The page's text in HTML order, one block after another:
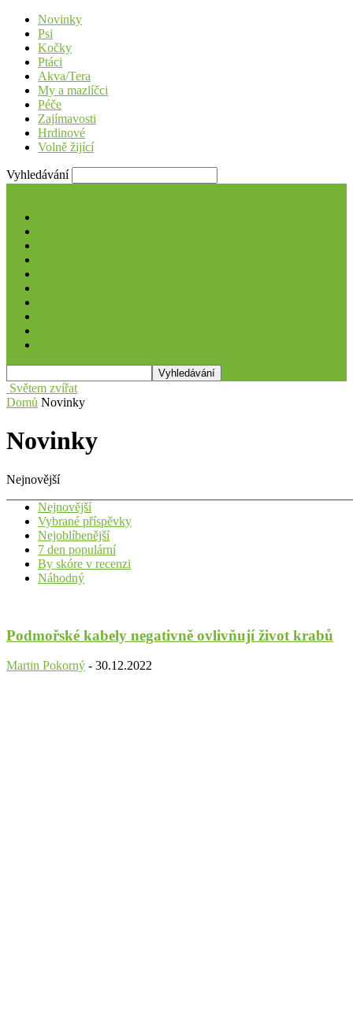
Novinky
Psi
Kočky
Ptáci
Akva/Tera
My a mazlíčci
Péče
Zajímavosti
Hrdinové
Volně žijící
Vyhledávání
Světem zvířat
Domů Novinky
Novinky
Nejnovější
Nejnovější
Vybrané příspěvky
Nejoblíbenější
7 den populární
By skóre v recenzi
Náhodný
Podmořské kabely negativně ovlivňují život krabů
Martin Pokorný - 30.12.2022